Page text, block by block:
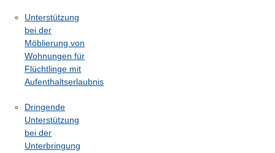
Unterstützung
bei der
Möblierung von
Wohnungen für
Flüchtlinge mit
Aufenthaltserlaubnis
Dringende
Unterstützung
bei der
Unterbringung